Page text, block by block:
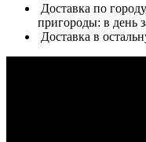
Доставка по
пригороды: в день
Доставка в